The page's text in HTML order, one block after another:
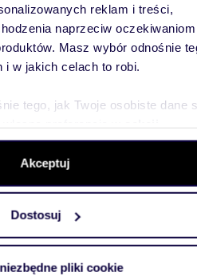
reklam i treści,
naprzeciw oczekiwaniom
Masz wybór odnośnie
i w jakich celach to robi.
tego, jak Twoje osobiste dane
plików cookie możesz zmienić
chwili.
i analizować ruch w
jak korzystasz z naszej witryny,
połączyć te informacje z
Akceptuj
Dostosuj
pliki cookie
2
przy ul.
planem